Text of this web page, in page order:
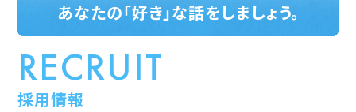
あなたの「好き」な話をしましょう。
RECRUIT
採用情報